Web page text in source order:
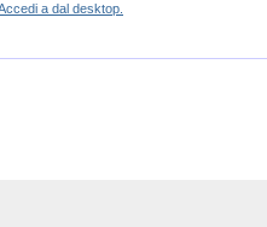
a dal desktop.